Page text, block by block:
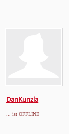
DanKunzla
... ist OFFLINE